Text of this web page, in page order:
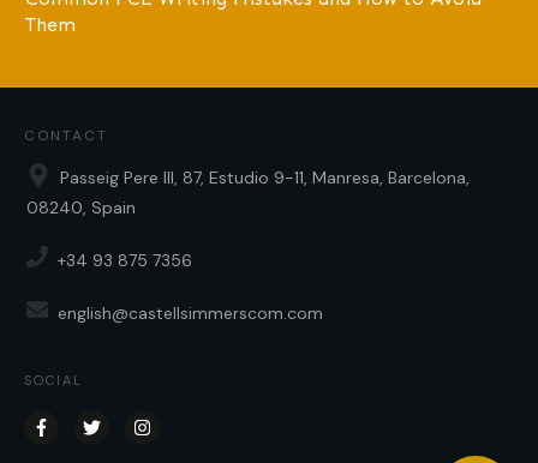
Them
CONTACT
Passeig Pere III, 87, Estudio 9-11, Manresa, Barcelona,
08240, Spain
+34 93 875 7356
english@castellsimmerscom.com
SOCIAL